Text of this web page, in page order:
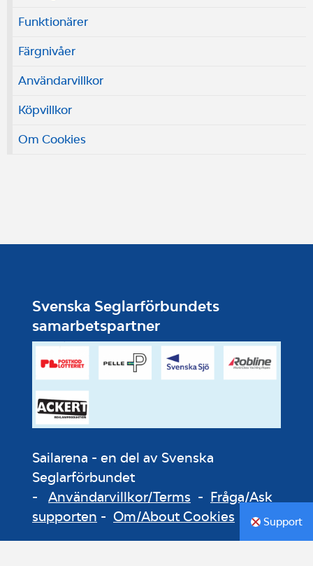
Funktionärer
Färgnivåer
Användarvillkor
Köpvillkor
Om Cookies
Svenska Seglarförbundets
samarbetspartner
Sailarena - en del av Svenska
Seglarförbundet
- Användarvillkor/Terms - Fråga/Ask
supporten - Om/About Cookies Support